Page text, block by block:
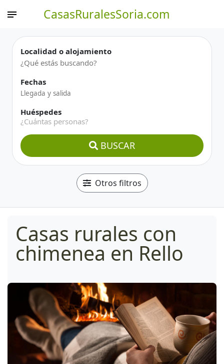
CasasRuralesSoria.com
Localidad o alojamiento
Fechas
Huéspedes
¿Cuántas personas?
BUSCAR
Otros filtros
Casas rurales con
chimenea en Rello